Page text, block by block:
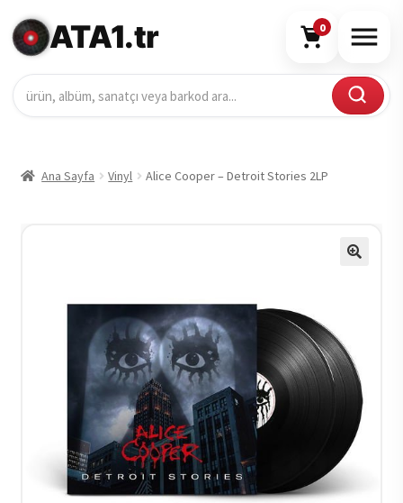
ATA1.tr 0
Ana Sayfa Vinyl Alice Cooper – Detroit Stories 2LP